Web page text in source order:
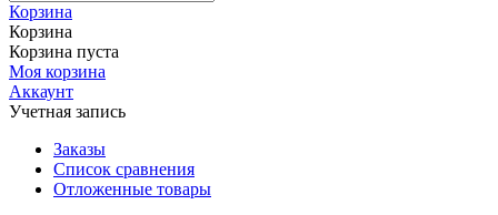
Корзина
Корзина
Корзина пуста
Моя корзина
Аккаунт
Учетная запись
Заказы
Список сравнения
Отложенные товары